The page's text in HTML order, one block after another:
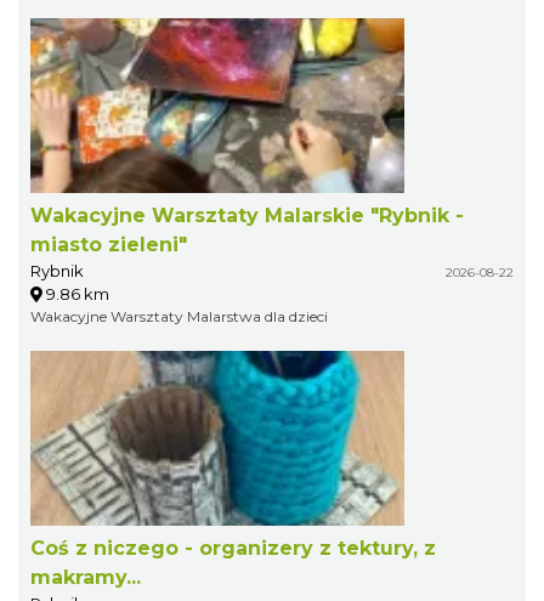
Wakacyjne Warsztaty Malarskie "Rybnik -
miasto zieleni"
Rybnik 2026-08-22
9.86 km
Wakacyjne Warsztaty Malarstwa dla dzieci
Coś z niczego - organizery z tektury, z
makramy...